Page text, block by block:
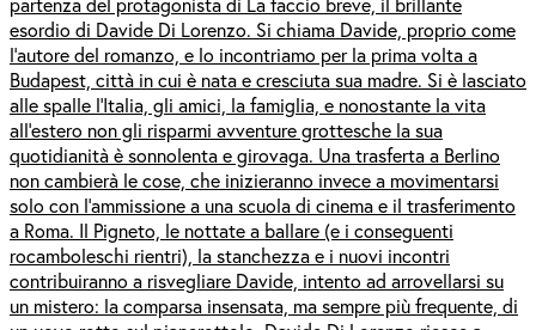
esordio di Davide Di Lorenzo. Si chiama Davide, proprio come
l’autore del romanzo, e lo incontriamo per la prima volta a
Budapest, città in cui è nata e cresciuta sua madre. Si è lasciato
alle spalle l’Italia, gli amici, la famiglia, e nonostante la vita
all’estero non gli risparmi avventure grottesche la sua
quotidianità è sonnolenta e girovaga. Una trasferta a Berlino
non cambierà le cose, che inizieranno invece a movimentarsi
solo con l’ammissione a una scuola di cinema e il trasferimento
a Roma. Il Pigneto, le nottate a ballare (e i conseguenti
rocamboleschi rientri), la stanchezza e i nuovi incontri
contribuiranno a risvegliare Davide, intento ad arrovellarsi su
un mistero: la comparsa insensata, ma sempre più frequente, di